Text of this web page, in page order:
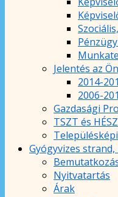
Jelentés az
2014-
2006-
Gazdasági
TSZT és
Gyógyvizes
Nyitvatartás
Árak